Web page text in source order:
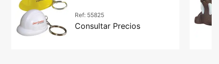
Ref: 55825
Consultar Precios